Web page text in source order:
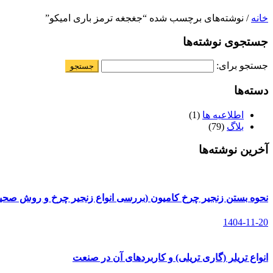
خانه / نوشته‌های برچسب شده “جغجغه ترمز باری امیکو”
جستجوی نوشته‌ها
جستجو برای:
دسته‌ها
اطلاعیه ها (1)
بلاگ (79)
آخرین نوشته‌ها
نحوه بستن زنجیر چرخ کامیون (بررسی انواع زنجیر چرخ و روش
1404-11-20
انواع تریلر (گاری تریلی) و کاربردهای آن در صنعت